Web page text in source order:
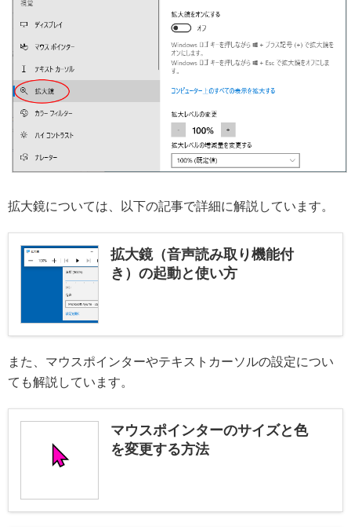
拡大鏡については、以下の記事で詳細に解説しています。
拡大鏡（音声読み取り機能付
き）の起動と使い方
また、マウスポインターやテキストカーソルの設定につい
ても解説しています。
マウスポインターのサイズと色
を変更する方法